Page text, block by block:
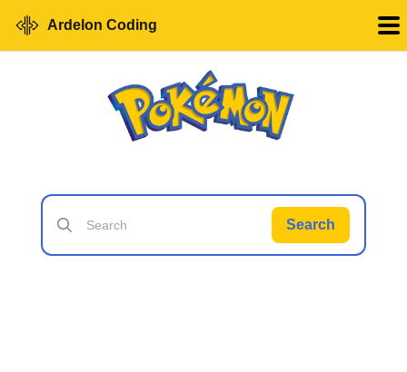
Ardelon Coding
Search